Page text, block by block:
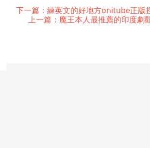
下一篇：練英文的好地方onitube正版
上一篇：魔王本人最推薦的印度劇